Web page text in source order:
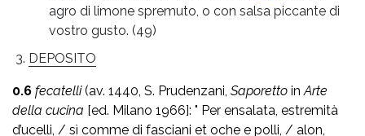
agro di limone spremuto, o con salsa piccante di
vostro gusto. (49)
DEPOSITO
0.6 fecatelli(av. 1440, S. Prudenzani, Saporetto inArte
della cucina [ed. Milano 1966]: " Per ensalata, estremità
d’ucelli, / sì comme di fasciani et oche e polli, / alon,